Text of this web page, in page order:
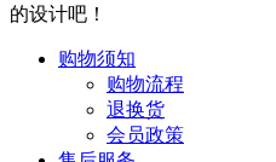
的设计吧！
购物须知
购物流程
退换货
会员政策